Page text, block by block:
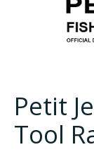
Petit
Tool